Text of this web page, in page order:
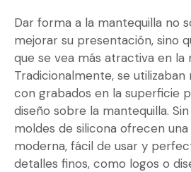
Dar forma a la mantequilla no
mejorar su presentación, sino
que se vea más atractiva en la
Tradicionalmente, se
con grabados en la superficie
diseño sobre la mantequilla.
moldes de silicona ofrecen
moderna, fácil de usar y
detalles finos, como logos o